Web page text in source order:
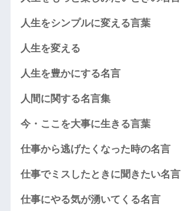
人生をシンプルに変える言葉
人生を変える
人生を豊かにする名言
人間に関する名言集
今・ここを大事に生きる言葉
仕事から逃げたくなった時の名言
仕事でミスしたときに聞きたい名言
仕事にやる気が湧いてくる名言